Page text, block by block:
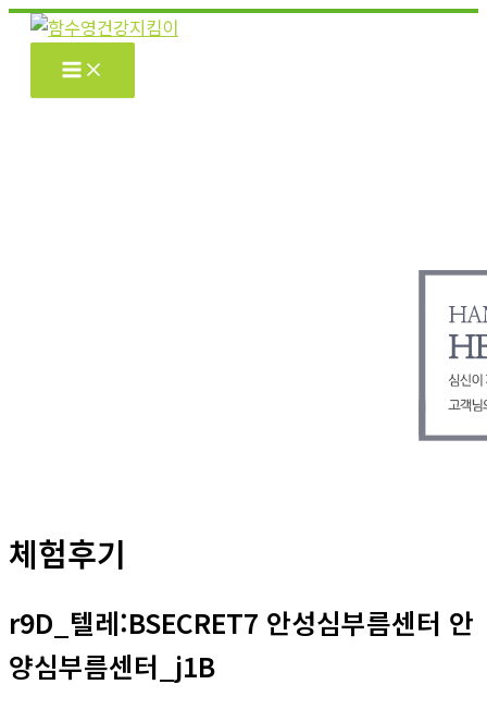
콘
체험후기
r9D_텔레:BSECRET7 안성심부름센터 안
양심부름센터_j1B